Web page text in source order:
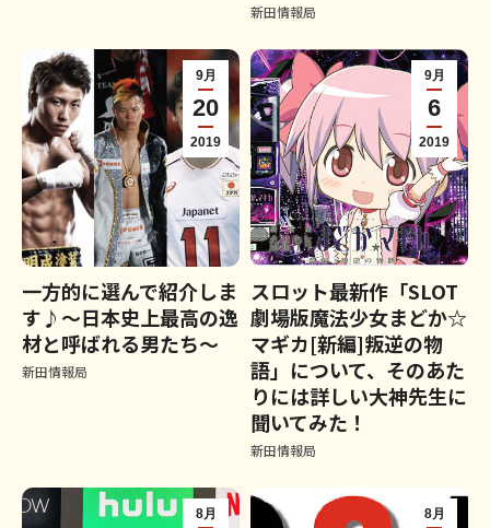
新田情報局
9月
20
2019
一方的に選んで紹介しま
す♪～日本史上最高の逸
材と呼ばれる男たち～
新田情報局
9月
6
2019
スロット最新作「SLOT
劇場版魔法少女まどか☆
マギカ[新編]叛逆の物
語」について、そのあた
りには詳しい大神先生に
聞いてみた！
新田情報局
8月 8月